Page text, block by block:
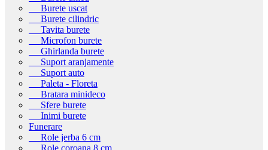
Burete uscat
Burete cilindric
Tavita burete
Microfon burete
Ghirlanda burete
Suport aranjamente
Suport auto
Paleta - Floreta
Bratara minideco
Sfere burete
Inimi burete
Funerare
Role jerba 6 cm
Role coroana 8 cm